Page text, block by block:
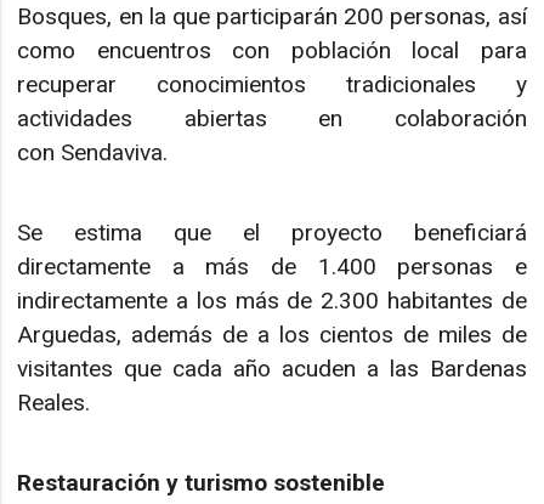
Bosques, en la que participarán 200 personas, así
como encuentros con población local para
recuperar conocimientos tradicionales y
actividades abiertas en colaboración
con Sendaviva.
Se estima que el proyecto beneficiará
directamente a más de 1.400 personas e
indirectamente a los más de 2.300 habitantes de
Arguedas, además de a los cientos de miles de
visitantes que cada año acuden a las Bardenas
Reales.
Restauración y turismo sostenible